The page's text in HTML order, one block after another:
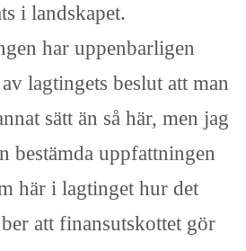
i landskapet.
har uppenbarligen
lagtingets beslut att man
sätt än så här, men jag
bestämda uppfattningen
här i lagtinget hur det
att finansutskottet gör